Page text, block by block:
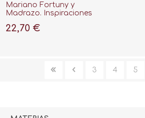
Mariano Fortuny y
Madrazo. Inspiraciones
22,70 €
3 4 5